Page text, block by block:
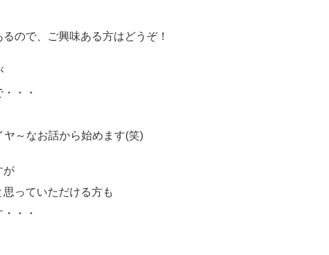
ので、ご興味ある方はどうぞ！
・・
～なお話から始めます(笑)
が
っていただける方も
・・